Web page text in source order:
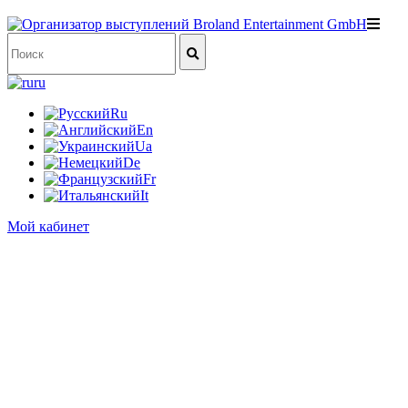
ru
Ru
En
Ua
De
Fr
It
Мой кабинет